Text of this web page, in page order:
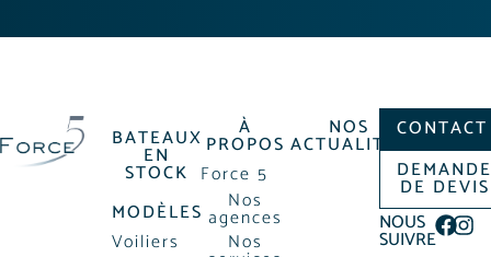
BATEAUX
EN
STOCK
MODÈLES
Voiliers
À
PROPOS
Force 5
Nos
agences
Nos
NOS
ACTUALITÉS
CONTACT
DE DEVIS
NOUS
SUIVRE